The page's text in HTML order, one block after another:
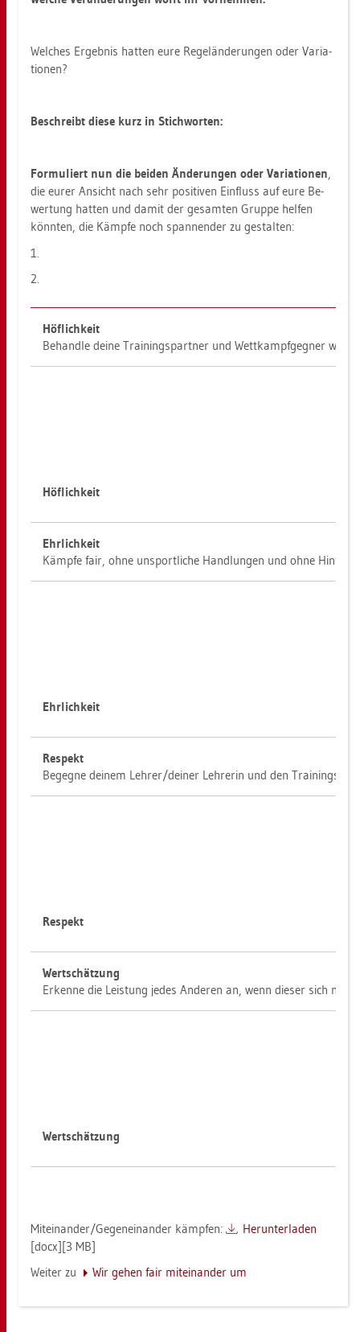
Wel­ches Er­geb­nis hat­ten eure Re­gel­än­de­run­gen oder Va­ria­
tio­nen?
Be­schreibt diese kurz in Stich­wor­ten:
For­mu­liert nun die bei­den Än­de­run­gen oder Va­ria­tio­nen,
die eurer An­sicht nach sehr po­si­ti­ven Ein­fluss auf eure Be­
wer­tung hat­ten und damit der ge­sam­ten Grup­pe hel­fen
könn­ten, die Kämp­fe noch span­nen­der zu ge­stal­ten:
1.
2.
Höf­lich­keit
Be­hand­le deine Trai­nings­part­ner und Wett­kampf­geg­ner wie
Höf­lich­keit
Ehr­lich­keit
Kämp­fe fair, ohne un­sport­li­che Hand­lun­gen und ohne
Ehr­lich­keit
Re­spekt
Be­geg­ne dei­nem Leh­rer/dei­ner Leh­re­rin und den
Re­spekt
Wert­schät­zung
Er­ken­ne die Leis­tung jedes An­de­ren an, wenn die­ser sich
Wert­schät­zung
Mit­ein­an­der/Ge­gen­ein­an­der kämp­fen:
Her­un­ter­la­den
[docx][3 MB]
Wei­ter zu
Wir gehen fair mit­ein­an­der um